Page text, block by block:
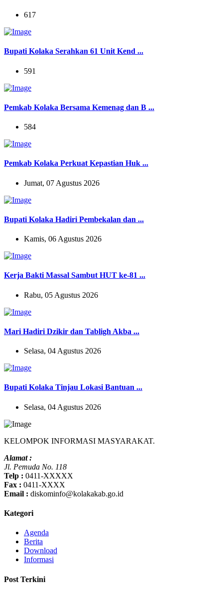
617
Bupati Kolaka Serahkan 61 Unit Kend ...
591
Pemkab Kolaka Bersama Kemenag dan B ...
584
Pemkab Kolaka Perkuat Kepastian Huk ...
Jumat, 07 Agustus 2026
Bupati Kolaka Hadiri Pembekalan dan ...
Kamis, 06 Agustus 2026
Kerja Bakti Massal Sambut HUT ke-81 ...
Rabu, 05 Agustus 2026
Mari Hadiri Dzikir dan Tabligh Akba ...
Selasa, 04 Agustus 2026
Bupati Kolaka Tinjau Lokasi Bantuan ...
Selasa, 04 Agustus 2026
KELOMPOK INFORMASI MASYARAKAT.
Alamat :
Jl. Pemuda No. 118
Telp : 0411-XXXXX
Fax : 0411-XXXX
Email : diskominfo@kolakakab.go.id
Kategori
Agenda
Berita
Download
Informasi
Post Terkini